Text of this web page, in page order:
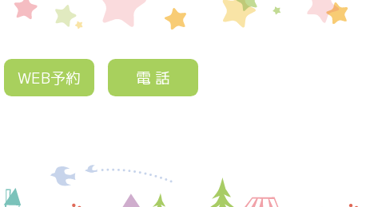
WEB予約 電 話